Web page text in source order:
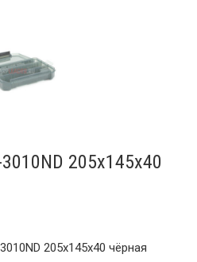
205x145x40
205x145x40 чёрная